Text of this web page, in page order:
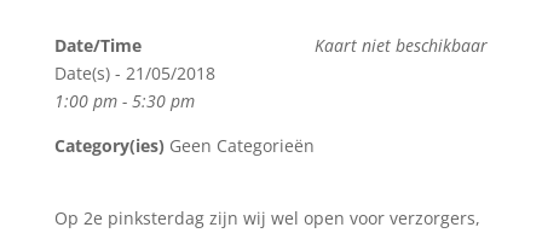
Kaart niet beschikbaar
Date/Time
Date(s) - 21/05/2018
1:00 pm - 5:30 pm
Category(ies) Geen Categorieën
Op 2e pinksterdag zijn wij wel open voor verzorgers,